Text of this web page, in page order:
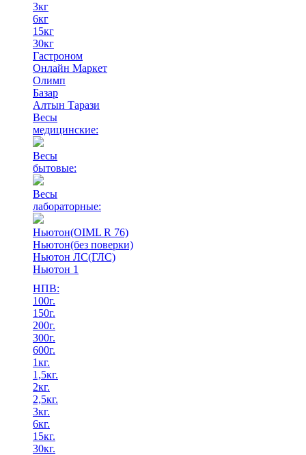
3кг
6кг
15кг
30кг
Гастроном
Онлайн Маркет
Олимп
Базар
Алтын Тарази
Весы
медицинские:
Весы
бытовые:
Весы
лабораторные:
Ньютон(OIML R 76)
Ньютон(без поверки)
Ньютон ЛС(ГЛС)
Ньютон 1
НПВ:
100г.
150г.
200г.
300г.
600г.
1кг.
1,5кг.
2кг.
2,5кг.
3кг.
6кг.
15кг.
30кг.